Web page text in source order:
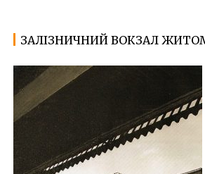
Ф
Ж
и
т
ЗАЛІЗНИЧНИЙ ВОКЗАЛ